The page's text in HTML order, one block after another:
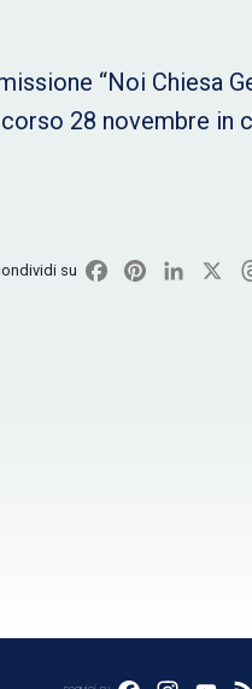
“Noi Chiesa
28 novembre in
su FacebookPinterest